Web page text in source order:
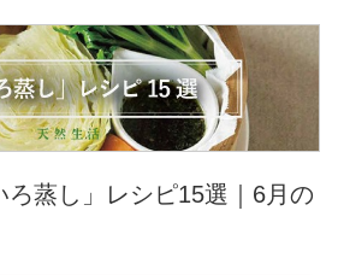
蒸し」レシピ15選｜6月の